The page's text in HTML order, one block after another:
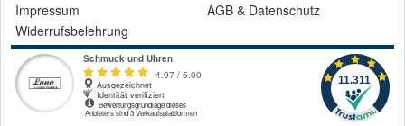
Impressum
AGB & Datenschutz
Widerrufsbelehrung